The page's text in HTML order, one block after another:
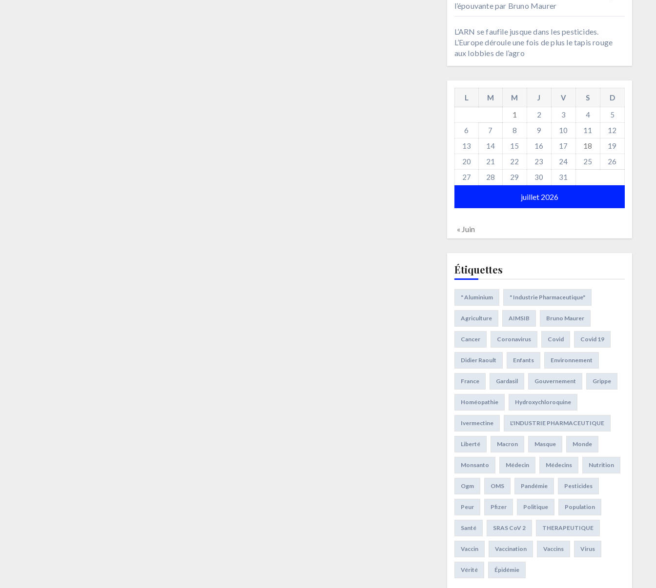
l’épouvante par Bruno Maurer
L’ARN se faufile jusque dans les pesticides.
L’Europe déroule une fois de plus le tapis rouge
aux lobbies de l’agro
juillet 2026
L M M J V S
D
1
2 3 4
5
6
7 8 9 10 11
12
13
14 15 16 17 18
19
20
21 22 23 24 25
26
27
28 29 30 31
« Juin
Étiquettes
" Aluminium " Industrie Pharmaceutique"
Agriculture AIMSIB Bruno Maurer
Cancer Coronavirus Covid Covid 19
Didier Raoult Enfants Environnement
France Gardasil Gouvernement Grippe
Homéopathie Hydroxychloroquine
Ivermectine L'INDUSTRIE PHARMACEUTIQUE
Liberté Macron Masque Monde
Monsanto Médecin Médecins Nutrition
Ogm OMS Pandémie Pesticides
Peur Pfizer Politique Population
Santé SRAS CoV 2 THERAPEUTIQUE
Vaccin Vaccination Vaccins Virus
Vérité Épidémie